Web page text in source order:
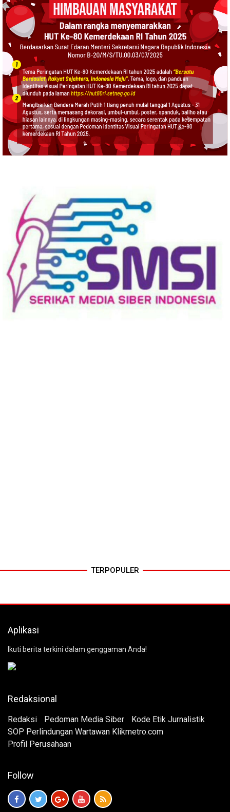
TERPOPULER
Aplikasi
Ikuti berita terkini dalam genggaman Anda!
Redaksional
Redaksi Pedoman Media Siber
Kode Etik Jurnalistik
SOP Perlindungan Wartawan Klikmetro.com
Profil Perusahaan
Follow